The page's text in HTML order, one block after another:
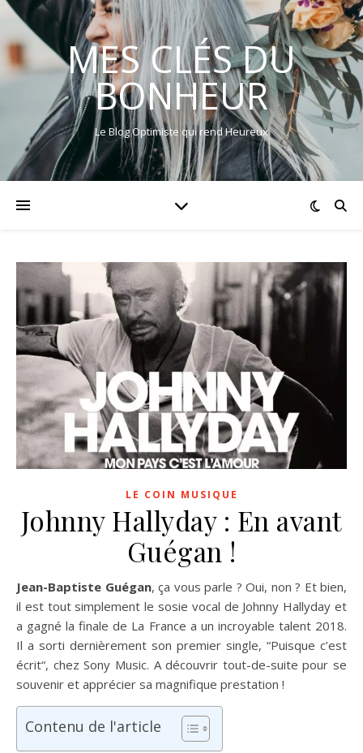
MES CLÉS DU
BONHEUR
Le Blog Optimiste qui rend Heureux
LE COIN MUSIQUE
Johnny Hallyday : En avant
Guégan !
Jean-Baptiste Guégan, ça vous parle ? Oui, non ? Et bien,
il est tout simplement le sosie vocal de Johnny Hallyday et
a gagné la finale de La France a un incroyable talent 2018.
Il a sorti dernièrement son premier single, “Puisque c’est
écrit“, chez Sony Music. A découvrir tout-de-suite pour se
souvenir et apprécier sa magnifique prestation !
Contenu de l'article